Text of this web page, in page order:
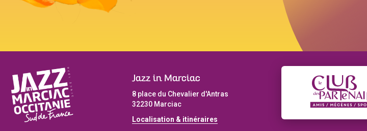
Jazz in Marciac
8 place du Chevalier d'Antras
32230 Marciac
Localisation & itinéraires